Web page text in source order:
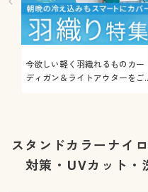
今欲しい軽く羽織れるものカー
ディガン＆ライトアウターをご
スタンドカラーナイ
対策・UVカット・